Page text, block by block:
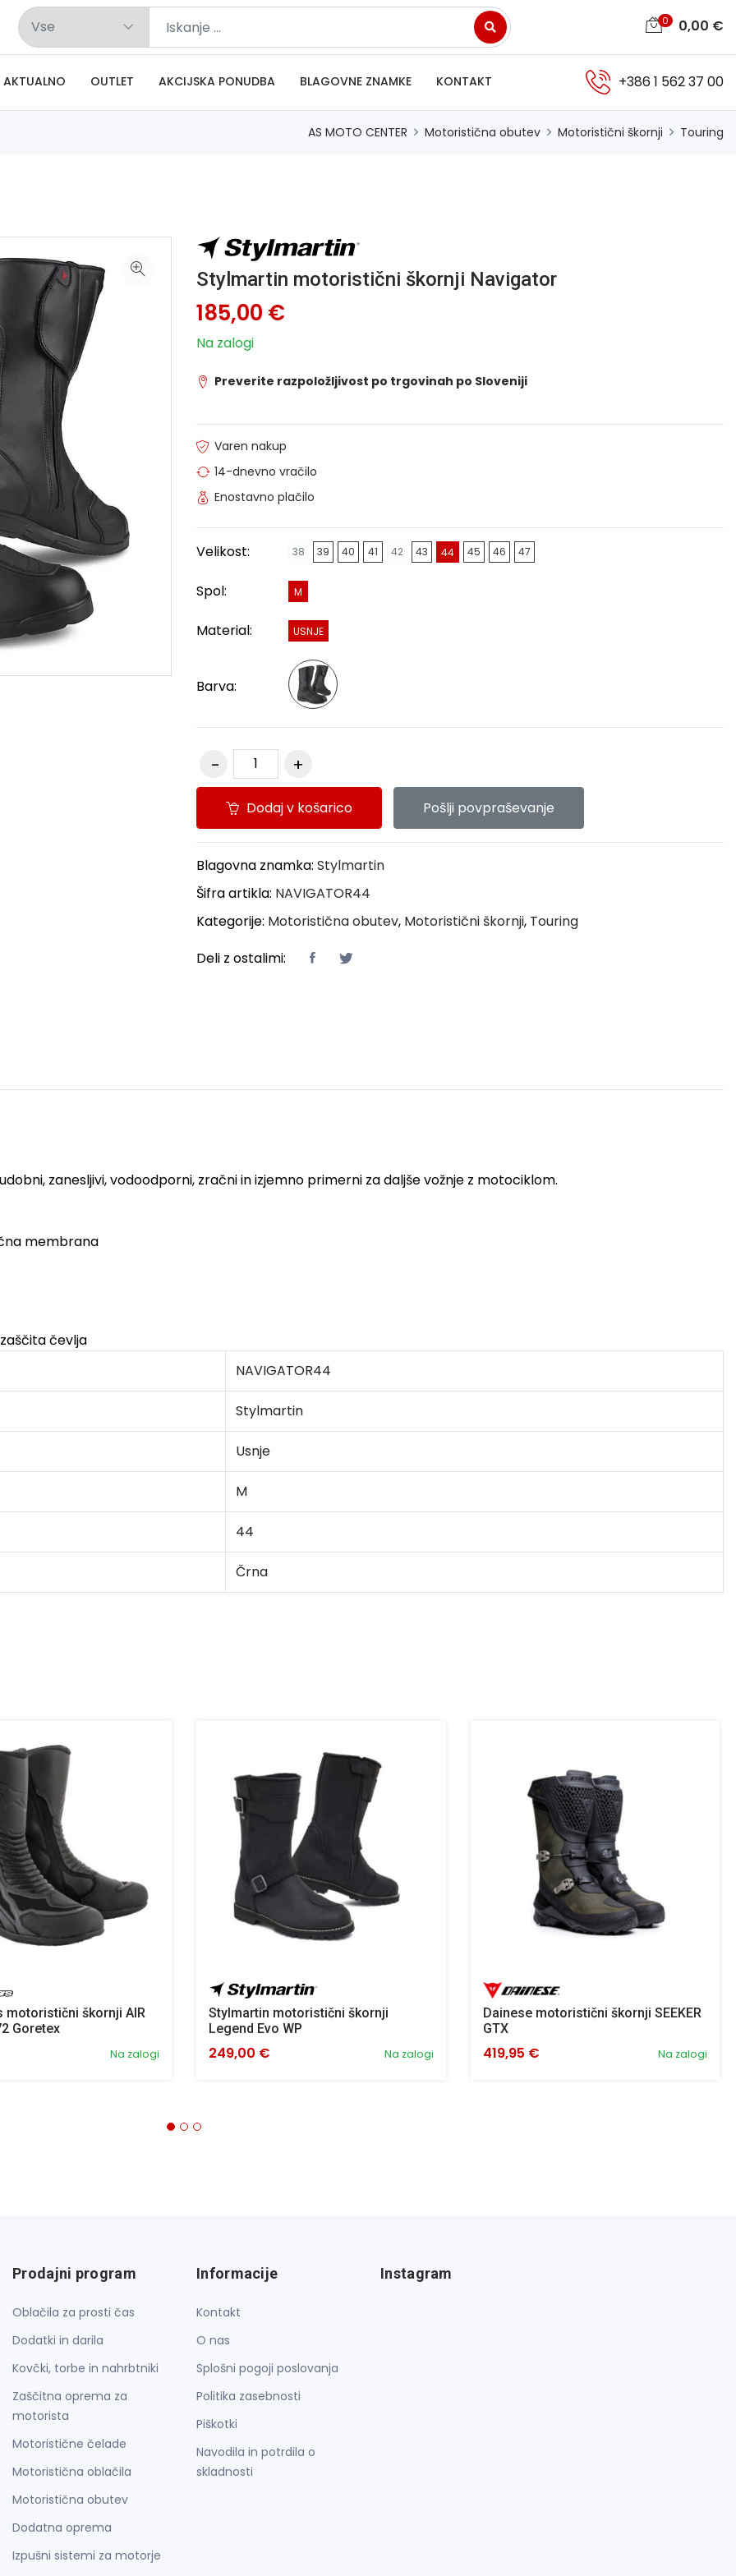
0 0,00 €
AKTUALNO OUTLET AKCIJSKA PONUDBA BLAGOVNE ZNAMKE KONTAKT +386 1 562 37 00
AS MOTO CENTER Motoristična obutev Motoristični škornji Touring
Stylmartin motoristični škornji Navigator
185,00 €
Na zalogi
Preverite razpoložljivost po trgovinah po Sloveniji
Varen nakup
14-dnevno vračilo
Enostavno plačilo
Velikost: 38 39 40 41 42 43 44 45 46 47
Spol: M
Material: USNJE
Barva:
Dodaj v košarico Pošlji povpraševanje
Blagovna znamka: Stylmartin
Šifra artikla: NAVIGATOR44
Kategorije: Motoristična obutev, Motoristični škornji, Touring
Deli z ostalimi:
zanesljivi, vodoodporni, zračni in izjemno primerni za daljše vožnje z motociklom.
membrana
čevlja
NAVIGATOR44
Stylmartin
Usnje
M
44
Črna
motoristični škornji AIR
Goretex
Na zalogi
Stylmartin motoristični škornji
Legend Evo WP
Na zalogi
249,00 €
Dainese motoristični škornji SEEKER
GTX
Na zalogi
419,95 €
Prodajni program
Oblačila za prosti čas
Dodatki in darila
Kovčki, torbe in nahrbtniki
Zaščitna oprema za
motorista
Motoristične čelade
Motoristična oblačila
Motoristična obutev
Dodatna oprema
Izpušni sistemi za motorje
Informacije
Kontakt
O nas
Splošni pogoji poslovanja
Politika zasebnosti
Piškotki
Navodila in potrdila o
skladnosti
Instagram